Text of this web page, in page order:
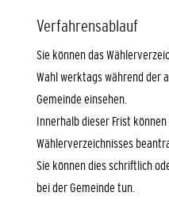
Verfahrensablauf
Sie können das
Wahl werktags während der
Gemeinde einsehen.
Innerhalb dieser Frist
Wählerverzeichnisses
Sie können dies schriftlich
bei der Gemeinde tun.